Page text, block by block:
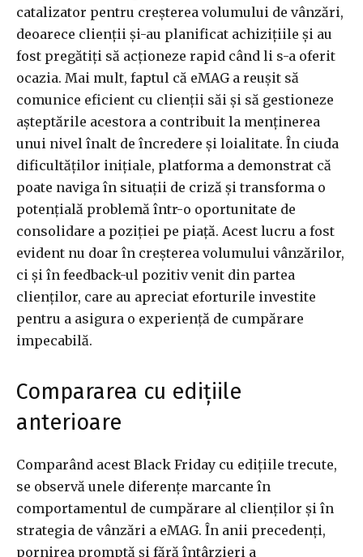
catalizator pentru creșterea volumului de vânzări,
deoarece clienții și-au planificat achizițiile și au
fost pregătiți să acționeze rapid când li s-a oferit
ocazia. Mai mult, faptul că eMAG a reușit să
comunice eficient cu clienții săi și să gestioneze
așteptările acestora a contribuit la menținerea
unui nivel înalt de încredere și loialitate. În ciuda
dificultăților inițiale, platforma a demonstrat că
poate naviga în situații de criză și transforma o
potențială problemă într-o oportunitate de
consolidare a poziției pe piață. Acest lucru a fost
evident nu doar în creșterea volumului vânzărilor,
ci și în feedback-ul pozitiv venit din partea
clienților, care au apreciat eforturile investite
pentru a asigura o experiență de cumpărare
impecabilă.
Compararea cu edițiile
anterioare
Comparând acest Black Friday cu edițiile trecute,
se observă unele diferențe marcante în
comportamentul de cumpărare al clienților și în
strategia de vânzări a eMAG. În anii precedenți,
pornirea promptă și fără întârzieri a